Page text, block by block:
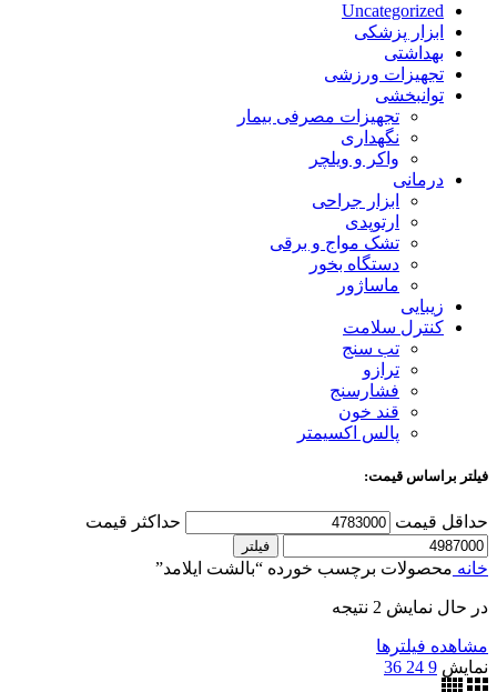
Uncategorized
ابزار پزشکی
بهداشتی
تجهیزات ورزشی
توانبخشی
تجهیزات مصرفی بیمار
نگهداری
واکر و ویلچر
درمانی
ابزار جراحی
ارتوپدی
تشک مواج و برقی
دستگاه بخور
ماساژور
زیبایی
کنترل سلامت
تب سنج
ترازو
فشارسنج
قند خون
پالس اکسیمتر
فیلتر براساس قیمت:
حداقل قیمت حداکثر قیمت
فیلتر
خانه محصولات برچسب خورده “بالشت ایلامد”
در حال نمایش 2 نتیجه
مشاهده فیلترها
نمایش 9
24
36